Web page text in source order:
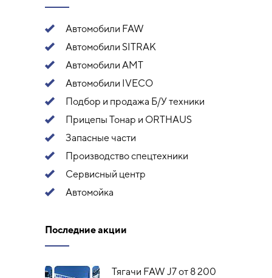
Автомобили FAW
Автомобили SITRAK
Автомобили АМТ
Автомобили IVECO
Подбор и продажа Б/У техники
Прицепы Тонар и ORTHAUS
Запасные части
Производство спецтехники
Сервисный центр
Автомойка
Последние акции
Тягачи FAW J7 от 8 200